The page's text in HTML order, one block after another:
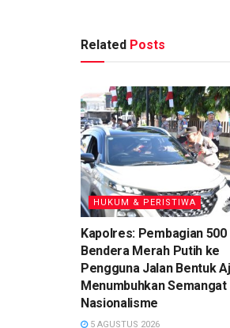
Related Posts
HUKUM & PERISTIWA
Kapolres: Pembagian 500
Bendera Merah Putih ke
Pengguna Jalan Bentuk
Menumbuhkan Semangat
Nasionalisme
5 AGUSTUS 2026